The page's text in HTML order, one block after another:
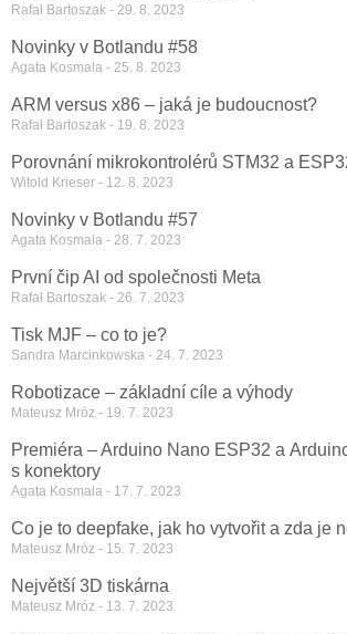
Rafał Bartoszak 29. 8. 2023
Novinky v Botlandu #58
Agata Kosmala 25. 8. 2023
ARM versus x86 – jaká je budoucnost?
Rafał Bartoszak 19. 8. 2023
Porovnání mikrokontrolérů STM32 a
Witold Krieser 12. 8. 2023
Novinky v Botlandu #57
Agata Kosmala 28. 7. 2023
První čip AI od společnosti Meta
Rafał Bartoszak 26. 7. 2023
Tisk MJF – co to je?
Sandra Marcinkowska 24. 7. 2023
Robotizace – základní cíle a výhody
Mateusz Mróz 19. 7. 2023
Premiéra – Arduino Nano ESP32 a
s konektory
Agata Kosmala 17. 7. 2023
Co je to deepfake, jak ho vytvořit a zda je
Mateusz Mróz 15. 7. 2023
Největší 3D tiskárna
Mateusz Mróz 13. 7. 2023